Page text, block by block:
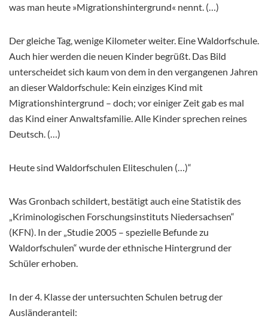
was man heute »Migrationshintergrund« nennt. (…)
Der gleiche Tag, wenige Kilometer weiter. Eine Waldorfschule.
Auch hier werden die neuen Kinder begrüßt. Das Bild
unterscheidet sich kaum von dem in den vergangenen Jahren
an dieser Waldorfschule: Kein einziges Kind mit
Migrationshintergrund – doch; vor einiger Zeit gab es mal
das Kind einer Anwaltsfamilie. Alle Kinder sprechen reines
Deutsch. (…)
Heute sind Waldorfschulen Eliteschulen (…)“
Was Gronbach schildert, bestätigt auch eine Statistik des
„Kriminologischen Forschungsinstituts Niedersachsen“
(KFN). In der „Studie 2005 – spezielle Befunde zu
Waldorfschulen“ wurde der ethnische Hintergrund der
Schüler erhoben.
In der 4. Klasse der untersuchten Schulen betrug der
Ausländeranteil: